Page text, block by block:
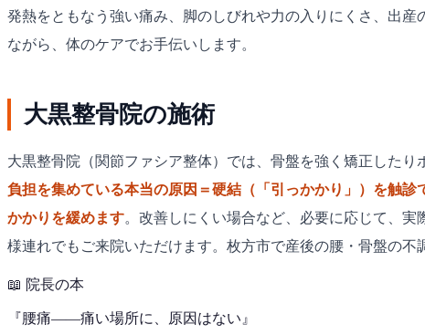
発熱をともなう強い痛み、脚のしびれや力の入りにくさ、出
ながら、体のケアでお手伝いします。
大黒整骨院の施術
大黒整骨院（関節ファシア整体）では、骨盤を強く矯正したり
負担を集めている本当の原因＝硬結（「引っかかり」）を触
かかりを緩めます。改善しにくい場合など、必要に応じて、
様連れでもご来院いただけます。枚方市で産後の腰・骨盤の不
📖 院長の本
『腰痛——痛い場所に、原因はない 』